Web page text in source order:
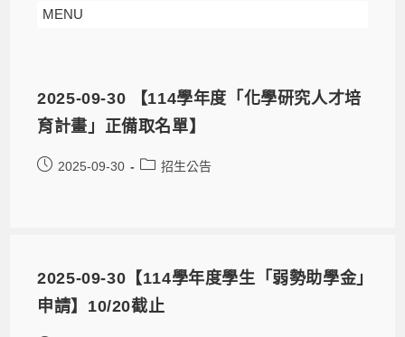
MENU
2025-09-30 【114學年度「化學研究人才培
育計畫」正備取名單】
2025-09-30 招生公告
2025-09-30【114學年度學生「弱勢助學金｣
申請】10/20截止